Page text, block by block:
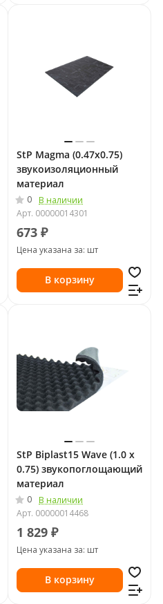
StP Magma (0.47х0.75)
звукоизоляционный
материал
0
В наличии
Арт. 00000014301
673 ₽
Цена указана за: шт
В корзину
StP Biplast15 Wave (1.0 х
0.75) звукопоглощающий
материал
0
В наличии
Арт. 00000014468
1 829 ₽
Цена указана за: шт
В корзину